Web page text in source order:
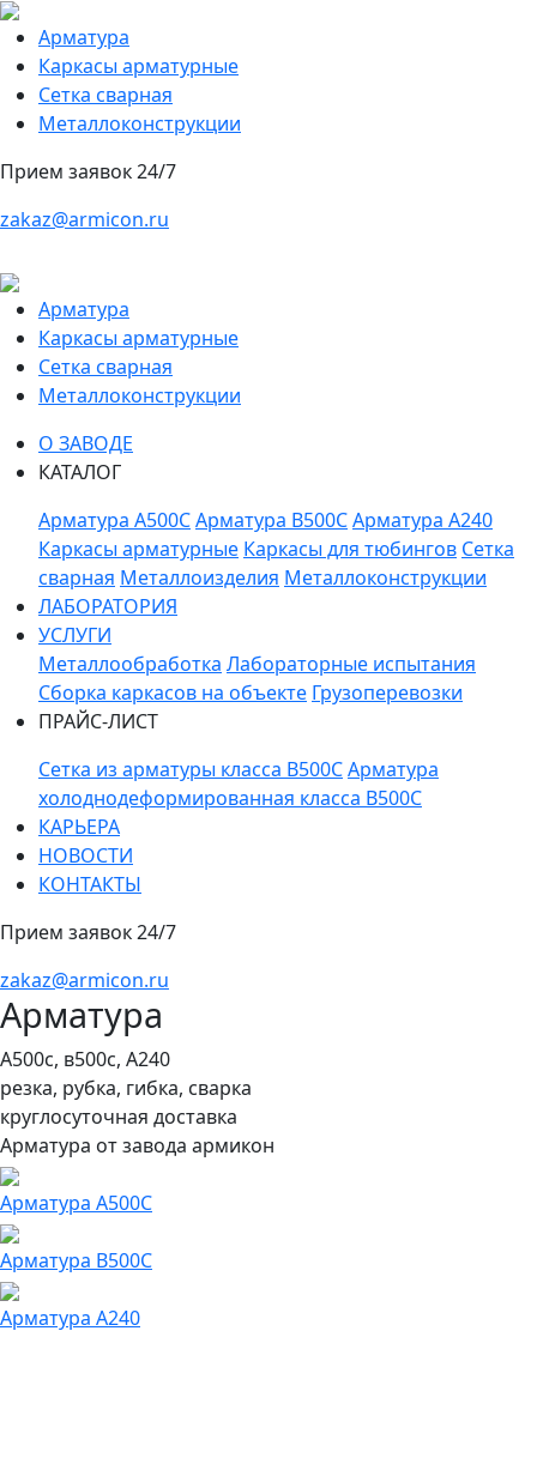
Арматура
Каркасы арматурные
Сетка сварная
Металлоконструкции
Прием заявок 24/7
zakaz@armicon.ru
Арматура
Каркасы арматурные
Сетка сварная
Металлоконструкции
О ЗАВОДЕ
КАТАЛОГ
Арматура A500CАрматура B500CАрматура A240
Каркасы арматурные Каркасы для тюбингов Сетка
сварная Металлоизделия Металлоконструкции
ЛАБОРАТОРИЯ
УСЛУГИ
Металлообработка Лабораторные испытания
Сборка каркасов на объекте Грузоперевозки
ПРАЙС-ЛИСТ
Сетка из арматуры класса В500САрматура
холоднодеформированная класса В500С
КАРЬЕРА
НОВОСТИ
КОНТАКТЫ
Прием заявок 24/7
zakaz@armicon.ru
Арматура
А500с, в500с, А240
резка, рубка, гибка, сварка
круглосуточная доставка
Арматура от завода армикон
Арматура A500C
Арматура B500C
Арматура A240